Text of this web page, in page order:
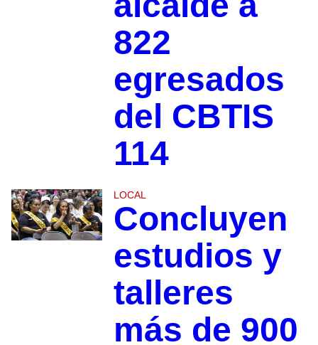
822
egresados
del CBTIS
114
LOCAL
Concluyen
estudios y
talleres
más de 900